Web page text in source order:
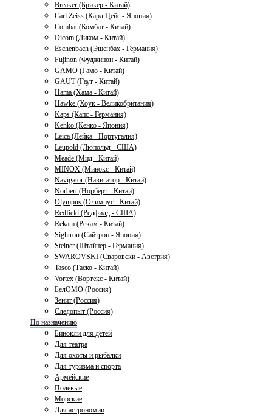
Breaker (Брикер - Китай)
Carl Zeiss (Карл Цейс - Япония)
Combat (Комбат - Китай)
Dicom (Диком - Китай)
Eschenbach (Эшенбах - Германия)
Fujinon (Фуджинон - Китай)
GAMO (Гамо - Китай)
GAUT (Гаут - Китай)
Hama (Хама - Китай)
Hawke (Хоук - Великобритания)
Kaps (Капс - Германия)
Kenko (Кенко - Япония)
Leica (Лейка - Португалия)
Leupold (Люпольд - США)
Meade (Мид - Китай)
MINOX (Минокс - Китай)
Navigator (Навигатор - Китай)
Norbert (Норберт - Китай)
Olympus (Олимпус - Китай)
Redfield (Редфилд - США)
Rekam (Рекам - Китай)
Sightron (Сайтрон - Япония)
Steiner (Штайнер - Германия)
SWAROVSKI (Сваровски - Австрия)
Tasco (Таско - Китай)
Vortex (Вортекс - Китай)
БелОМО (Россия)
Зенит (Россия)
Следопыт (Россия)
По назначению
Бинокли для детей
Для театра
Для охоты и рыбалки
Для туризма и спорта
Армейские
Полевые
Морские
Для астрономии